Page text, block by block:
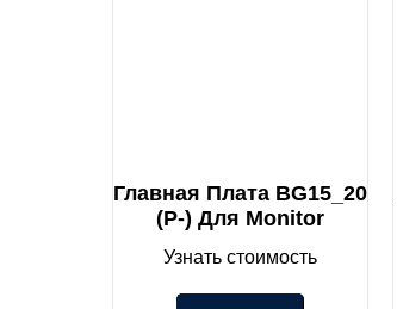
Главная Плата BG15_20
(P-) Для Monitor
Узнать стоимость